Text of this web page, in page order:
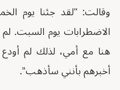
الاضطرابات يوم السبت.
هنا مع أمي، لذلك لم
أخبرهم بأنني سأذهب”.